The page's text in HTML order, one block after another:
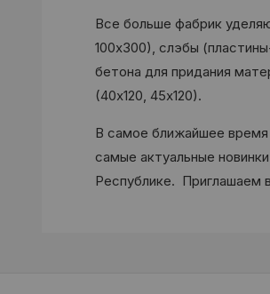
Все больше фабрик
100х300), слэбы
бетона для придания
(40х120, 45х120).
В самое ближайшее время
самые актуальные
Республике. Приглашаем